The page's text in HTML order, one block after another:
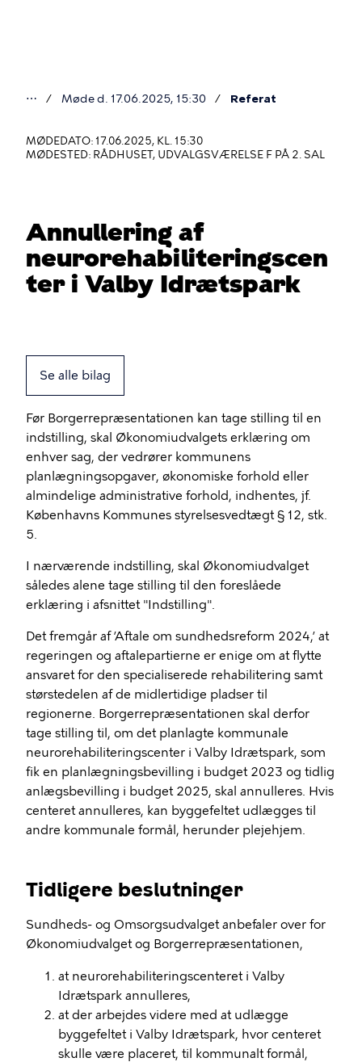
er
her
⋯ Møde d. 17.06.2025, 15:30 Referat
MØDEDATO: 17.06.2025, KL. 15:30
MØDESTED: RÅDHUSET, UDVALGSVÆRELSE F PÅ 2. SAL
Annullering af
neurorehabiliteringscen
ter i Valby Idrætspark
Se alle bilag
Før Borgerrepræsentationen kan tage stilling til en
indstilling, skal Økonomiudvalgets erklæring om
enhver sag, der vedrører kommunens
planlægningsopgaver, økonomiske forhold eller
almindelige administrative forhold, indhentes, jf.
Københavns Kommunes styrelsesvedtægt § 12, stk.
5.
I nærværende indstilling, skal Økonomiudvalget
således alene tage stilling til den foreslåede
erklæring i afsnittet "Indstilling".
Det fremgår af ’Aftale om sundhedsreform 2024,’ at
regeringen og aftalepartierne er enige om at flytte
ansvaret for den specialiserede rehabilitering samt
størstedelen af de midlertidige pladser til
regionerne. Borgerrepræsentationen skal derfor
tage stilling til, om det planlagte kommunale
neurorehabiliteringscenter i Valby Idrætspark, som
fik en planlægningsbevilling i budget 2023 og tidlig
anlægsbevilling i budget 2025, skal annulleres. Hvis
centeret annulleres, kan byggefeltet udlægges til
andre kommunale formål, herunder plejehjem.
Tidligere beslutninger
Sundheds- og Omsorgsudvalget anbefaler over for
Økonomiudvalget og Borgerrepræsentationen,
at neurorehabiliteringscenteret i Valby
Idrætspark annulleres,
at der arbejdes videre med at udlægge
byggefeltet i Valby Idrætspark, hvor centeret
skulle være placeret, til kommunalt formål,